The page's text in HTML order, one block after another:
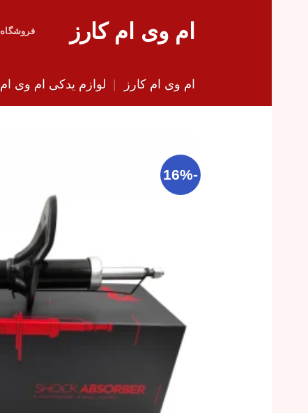
ام وی ام کارز فروشگاه
ام وی ام کارز | لوازم یدکی ام وی ام
-16%